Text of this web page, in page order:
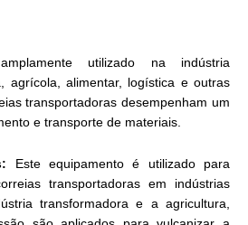
utilizado na indústria
agrícola, alimentar, logística e outras
transportadoras desempenham um
e transporte de materiais.
Este equipamento é utilizado para
transportadoras em indústrias
transformadora e a agricultura,